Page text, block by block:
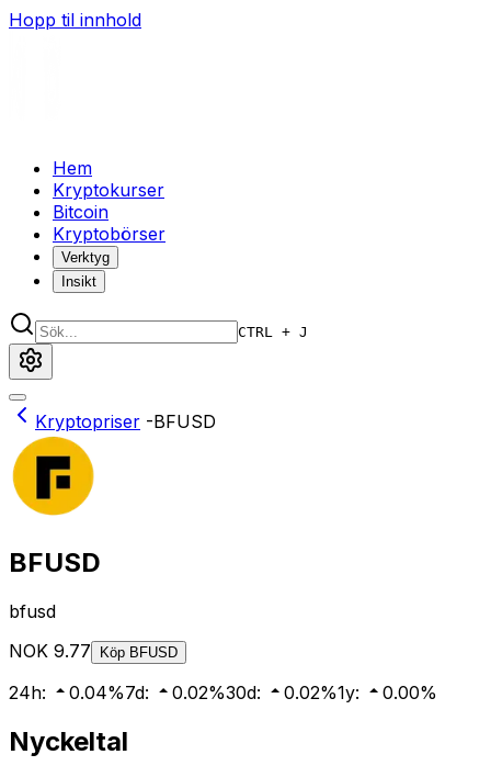
Hopp til innhold
Hem
Kryptokurser
Bitcoin
Kryptobörser
Verktyg
Insikt
CTRL + J
Kryptopriser -BFUSD
BFUSD
bfusd
NOK 9.77 Köp BFUSD
24h: 0.04%7d: 0.02%30d: 0.02%1y: 0.00%
Nyckeltal